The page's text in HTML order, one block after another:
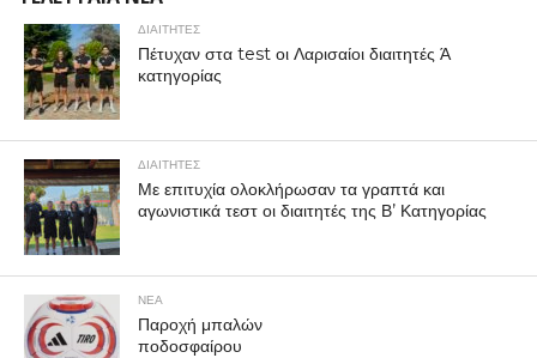
ΔΙΑΙΤΗΤΕΣ
Πέτυχαν στα test οι Λαρισαίοι διαιτητές Ά
κατηγορίας
ΔΙΑΙΤΗΤΕΣ
Με επιτυχία ολοκλήρωσαν τα γραπτά και
αγωνιστικά τεστ οι διαιτητές της Β’ Κατηγορίας
ΝΕΑ
Παροχή μπαλών
ποδοσφαίρου